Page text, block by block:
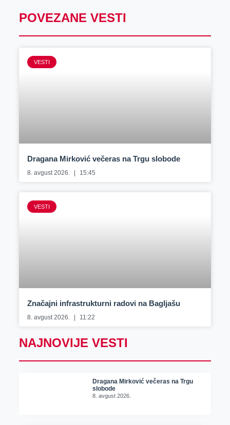
POVEZANE VESTI
VESTI
Dragana Mirković večeras na Trgu slobode
8. avgust 2026. 15:45
VESTI
Značajni infrastrukturni radovi na Bagljašu
8. avgust 2026. 11:22
NAJNOVIJE VESTI
Dragana Mirković večeras na Trgu
slobode
8. avgust 2026.